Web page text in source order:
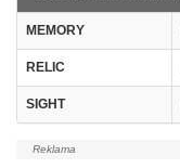
MEMORY
RELIC
SIGHT